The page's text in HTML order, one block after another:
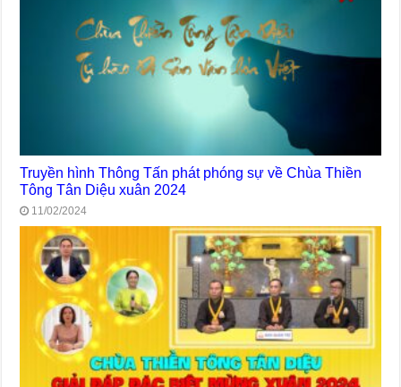
Truyền hình Thông Tấn phát phóng sự về Chùa Thiền
Tông Tân Diệu xuân 2024
11/02/2024